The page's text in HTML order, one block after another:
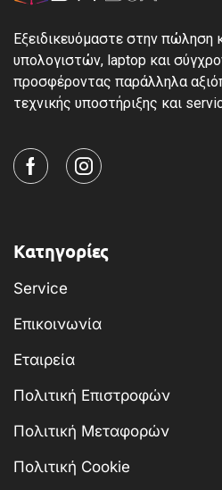
Εξειδικευόμαστε στην
υπολογιστών, laptop και
προσφέροντας παράλληλα
τεχνικής υποστήριξης και
Κατηγορίες
Service
Επικοινωνία
Εταιρεία
Πολιτική Επιστροφών
Πολιτική Μεταφορών
Πολιτική Cookie